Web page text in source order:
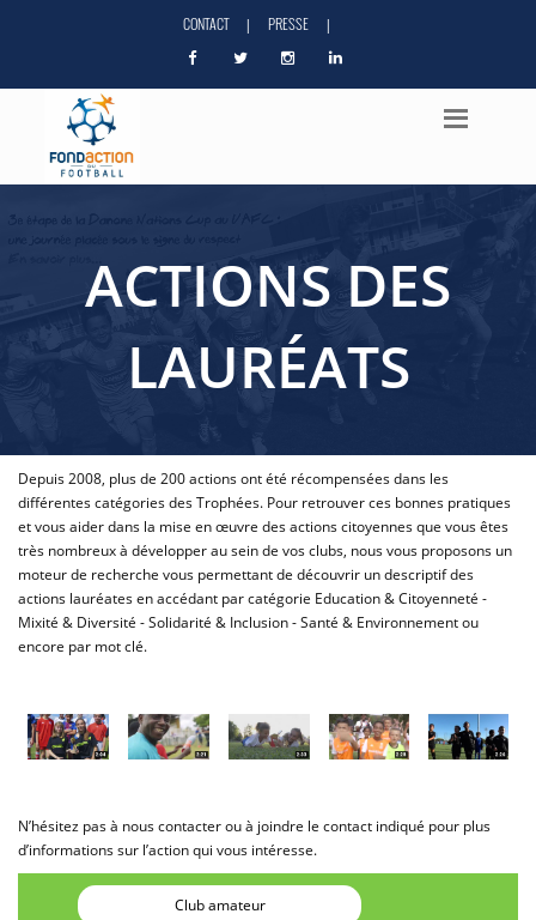
CONTACT | PRESSE |
ACTIONS DES
LAURÉATS
Depuis 2008, plus de 200 actions ont été récompensées dans les
différentes catégories des Trophées. Pour retrouver ces bonnes pratiques
et vous aider dans la mise en œuvre des actions citoyennes que vous êtes
très nombreux à développer au sein de vos clubs, nous vous proposons un
moteur de recherche vous permettant de découvrir un descriptif des
actions lauréates en accédant par catégorie Education & Citoyenneté -
Mixité & Diversité - Solidarité & Inclusion - Santé & Environnement ou
encore par mot clé.
N’hésitez pas à nous contacter ou à joindre le contact indiqué pour plus
d’informations sur l’action qui vous intéresse.
Club amateur